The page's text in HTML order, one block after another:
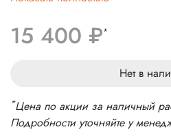
Беспроводные
Стандарт связи: 4G LTE,
15 400 ₽*
Нет в
*Цена по акции за наличный
Подробности уточняйте у